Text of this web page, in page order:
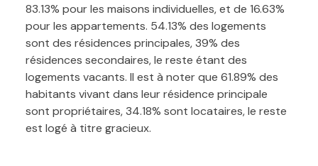
83.13% pour les maisons individuelles, et de 16.63%
pour les appartements. 54.13% des logements
sont des résidences principales, 39% des
résidences secondaires, le reste étant des
logements vacants. Il est à noter que 61.89% des
habitants vivant dans leur résidence principale
sont propriétaires, 34.18% sont locataires, le reste
est logé à titre gracieux.